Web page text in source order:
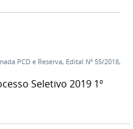
PCD e Reserva, Edital Nº 55/2018,
Seletivo 2019 1º